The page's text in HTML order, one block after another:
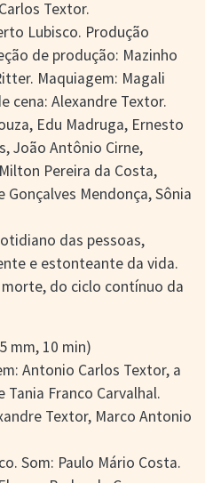
Textor.
Lubisco. Produção
de produção: Mazinho
Maquiagem: Magali
cena: Alexandre Textor.
Edu Madruga, Ernesto
João Antônio Cirne,
Pereira da Costa,
Gonçalves Mendonça, Sônia
das pessoas,
e estonteante da vida.
do ciclo contínuo da
mm, 10 min)
Antonio Carlos Textor, a
Franco Carvalhal.
Textor, Marco Antonio
Som: Paulo Mário Costa.